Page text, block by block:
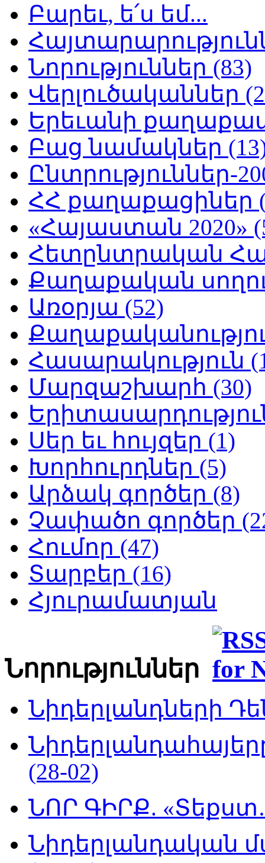
Բարեւ, ե՛ս եմ...
Նորություններ (83)
Վերլուծականներ
Երեւանի
Բաց նամակներ
Ընտրություններ-
ՀՀ քաղաքացիներ
«Հայաստան 2020»
Հետընտրական
Քաղաքական
Առօրյա (52)
Հասարակություն
Մարզաշխարհ (30)
Սեր եւ հույզեր (1)
Խորհուրդներ (5)
Արձակ գործեր (8)
Չափածո գործեր
Հումոր (47)
Տարբեր (16)
Հյուրամատյան
Նորություններ
Նիդերլանդների
(28-02)
ՆՈՐ ԳԻՐՔ.
Նիդերլանդական